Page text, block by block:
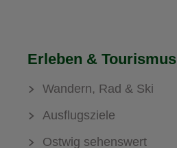
Erleben & Tourismus
Wandern, Rad & Ski
Ausflugsziele
Ostwig sehenswert